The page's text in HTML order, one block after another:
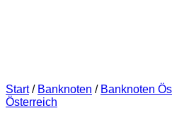
Start / Banknoten / Banknoten
Österreich